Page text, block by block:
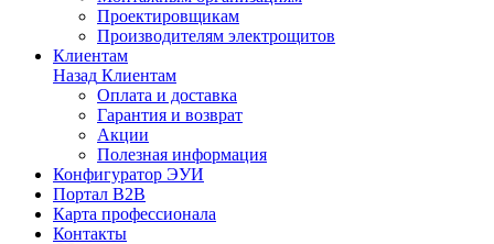
Проектировщикам
Производителям электрощитов
Клиентам
Назад Клиентам
Оплата и доставка
Гарантия и возврат
Акции
Полезная информация
Конфигуратор ЭУИ
Портал B2B
Карта профессионала
Контакты